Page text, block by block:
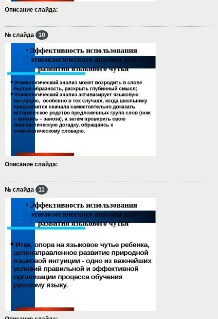
Описание слайда:
№ слайда 10
Описание слайда:
№ слайда 11